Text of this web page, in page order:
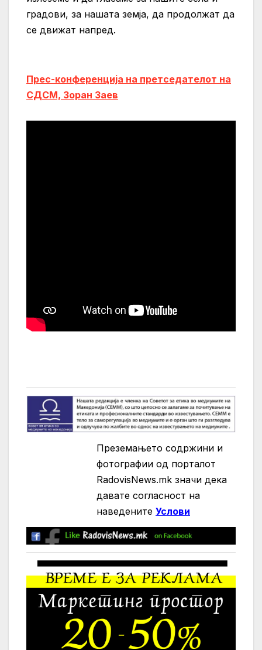
градови, за нашата земја, да продолжат да
се движат напред.
Прес-конференција на претседателот на
СДСМ, Зоран Заев
Преземањето содржини и
фотографии од порталот
RadovisNews.mk значи дека
давате согласност на
нaведените Услови